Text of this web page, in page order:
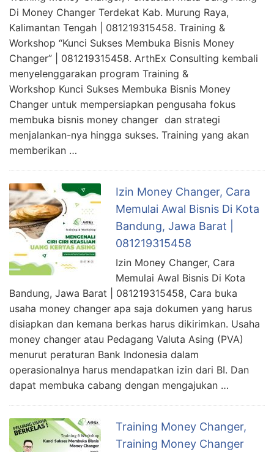
Di Money Changer Terdekat Kab. Murung Raya,
Kalimantan Tengah | 081219315458. Training &
Workshop “Kunci Sukses Membuka Bisnis Money
Changer” | 081219315458. ArthEx Consulting kembali
menyelenggarakan program Training &
Workshop Kunci Sukses Membuka Bisnis Money
Changer untuk mempersiapkan pengusaha fokus
membuka bisnis money changer dan strategi
menjalankan-nya hingga sukses. Training yang akan
memberikan …
Izin Money Changer, Cara
Memulai Awal Bisnis Di Kota
Bandung, Jawa Barat |
081219315458
Izin Money Changer, Cara
Memulai Awal Bisnis Di Kota
Bandung, Jawa Barat | 081219315458, Cara buka
usaha money changer apa saja dokumen yang harus
disiapkan dan kemana berkas harus dikirimkan. Usaha
money changer atau Pedagang Valuta Asing (PVA)
menurut peraturan Bank Indonesia dalam
operasionalnya harus mendapatkan izin dari BI. Dan
dapat membuka cabang dengan mengajukan …
Training Money Changer,
Training Money Changer